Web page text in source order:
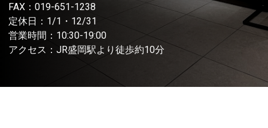
FAX：019-651-1238
定休日：1/1・12/31
営業時間：10:30-19:00
アクセス：JR盛岡駅より徒歩約10分